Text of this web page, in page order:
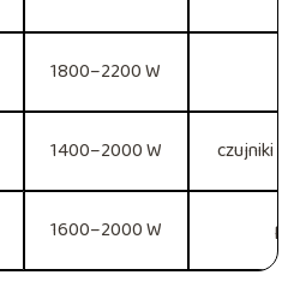
1800–2200 W
1400–2000 W czujniki
1600–2000 W